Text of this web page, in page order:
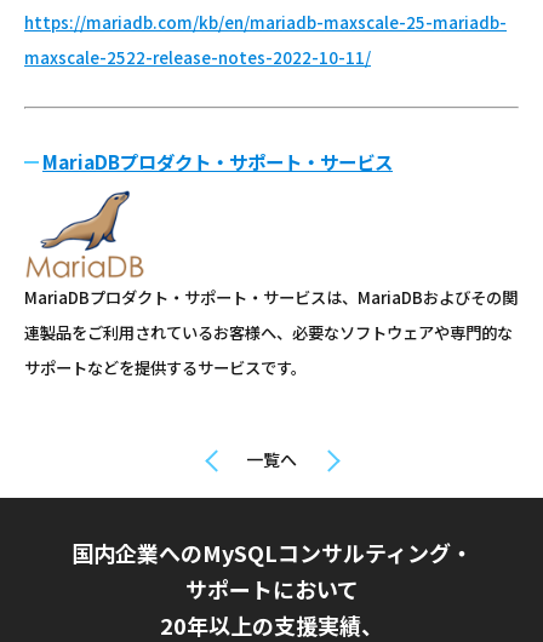
https://mariadb.com/kb/en/mariadb-maxscale-25-mariadb-
maxscale-2522-release-notes-2022-10-11/
MariaDBプロダクト・サポート・サービス
MariaDBプロダクト・サポート・サービスは、MariaDBおよびその関
連製品をご利用されているお客様へ、必要なソフトウェアや専門的な
サポートなどを提供するサービスです。
一覧へ
国内企業へのMySQLコンサルティング・
サポートにおいて
20年以上の支援実績、